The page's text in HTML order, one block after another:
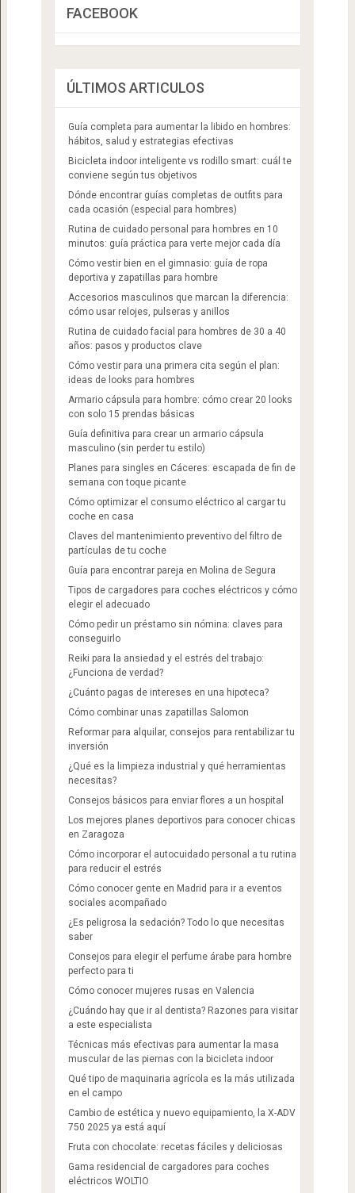
FACEBOOK
ÚLTIMOS ARTICULOS
Guía completa para aumentar la libido en hombres:
hábitos, salud y estrategias efectivas
Bicicleta indoor inteligente vs rodillo smart: cuál te
conviene según tus objetivos
Dónde encontrar guías completas de outfits para
cada ocasión (especial para hombres)
Rutina de cuidado personal para hombres en 10
minutos: guía práctica para verte mejor cada día
Cómo vestir bien en el gimnasio: guía de ropa
deportiva y zapatillas para hombre
Accesorios masculinos que marcan la diferencia:
cómo usar relojes, pulseras y anillos
Rutina de cuidado facial para hombres de 30 a 40
años: pasos y productos clave
Cómo vestir para una primera cita según el plan:
ideas de looks para hombres
Armario cápsula para hombre: cómo crear 20 looks
con solo 15 prendas básicas
Guía definitiva para crear un armario cápsula
masculino (sin perder tu estilo)
Planes para singles en Cáceres: escapada de fin de
semana con toque picante
Cómo optimizar el consumo eléctrico al cargar tu
coche en casa
Claves del mantenimiento preventivo del filtro de
partículas de tu coche
Guía para encontrar pareja en Molina de Segura
Tipos de cargadores para coches eléctricos y cómo
elegir el adecuado
Cómo pedir un préstamo sin nómina: claves para
conseguirlo
Reiki para la ansiedad y el estrés del trabajo:
¿Funciona de verdad?
¿Cuánto pagas de intereses en una hipoteca?
Cómo combinar unas zapatillas Salomon​
Reformar para alquilar, consejos para rentabilizar tu
inversión
¿Qué es la limpieza industrial y qué herramientas
necesitas?
Consejos básicos para enviar flores a un hospital
Los mejores planes deportivos para conocer chicas
en Zaragoza
Cómo incorporar el autocuidado personal a tu rutina
para reducir el estrés
Cómo conocer gente en Madrid para ir a eventos
sociales acompañado
¿Es peligrosa la sedación? Todo lo que necesitas
saber
Consejos para elegir el perfume árabe para hombre
perfecto para ti
Cómo conocer mujeres rusas en Valencia
¿Cuándo hay que ir al dentista? Razones para visitar
a este especialista
Técnicas más efectivas para aumentar la masa
muscular de las piernas con la bicicleta indoor
Qué tipo de maquinaria agrícola es la más utilizada
en el campo
Cambio de estética y nuevo equipamiento, la X-ADV
750 2025 ya está aquí
Fruta con chocolate: recetas fáciles y deliciosas
Gama residencial de cargadores para coches
eléctricos WOLTIO